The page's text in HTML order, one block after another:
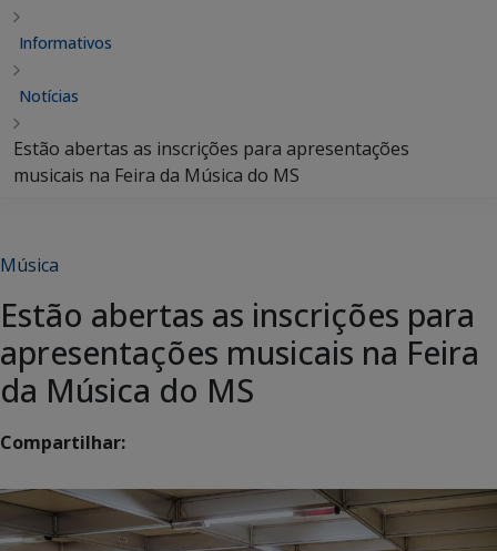
Informativos
Notícias
Estão abertas as inscrições para apresentações
musicais na Feira da Música do MS
Música
Estão abertas as inscrições para
apresentações musicais na Feira
da Música do MS
Compartilhar: